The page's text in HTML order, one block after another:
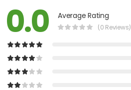
0.0 Average Rating
(0 Reviews)